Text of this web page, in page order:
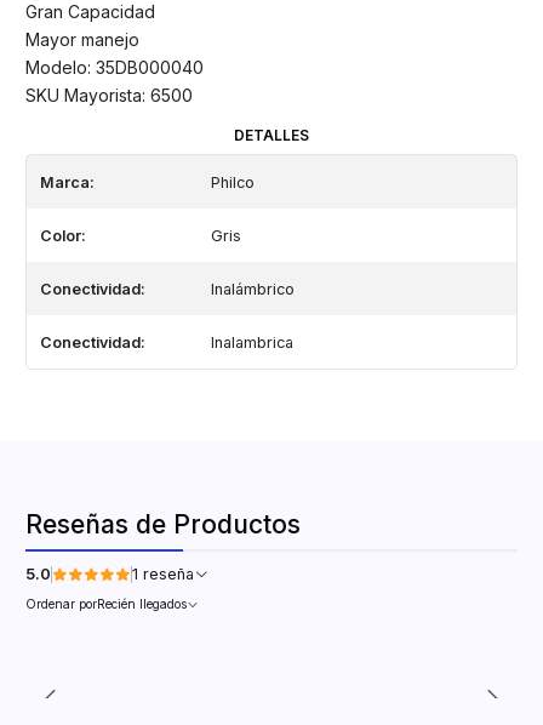
Gran Capacidad
Mayor manejo
Modelo: 35DB000040
SKU Mayorista: 6500
DETALLES
Marca: Philco
Color: Gris
Conectividad: Inalámbrico
Conectividad: Inalambrica
Reseñas de Productos
5.0 1 reseña
Ordenar porRecién llegados